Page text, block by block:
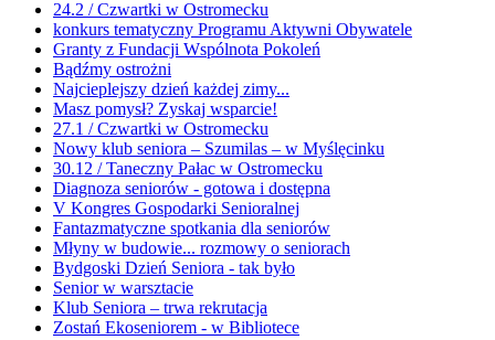
24.2 / Czwartki w Ostromecku
konkurs tematyczny Programu Aktywni Obywatele
Granty z Fundacji Wspólnota Pokoleń
Bądźmy ostrożni
Najcieplejszy dzień każdej zimy...
Masz pomysł? Zyskaj wsparcie!
27.1 / Czwartki w Ostromecku
Nowy klub seniora – Szumilas – w Myślęcinku
30.12 / Taneczny Pałac w Ostromecku
Diagnoza seniorów - gotowa i dostępna
V Kongres Gospodarki Senioralnej
Fantazmatyczne spotkania dla seniorów
Młyny w budowie... rozmowy o seniorach
Bydgoski Dzień Seniora - tak było
Senior w warsztacie
Klub Seniora – trwa rekrutacja
Zostań Ekoseniorem - w Bibliotece